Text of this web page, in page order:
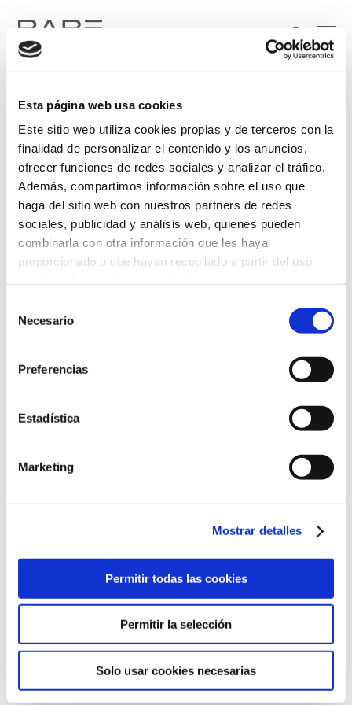
Esta página web usa cookies
Este sitio web utiliza cookies propias y de terceros con la
finalidad de personalizar el contenido y los anuncios,
ofrecer funciones de redes sociales y analizar el tráfico.
Además, compartimos información sobre el uso que
haga del sitio web con nuestros partners de redes
sociales, publicidad y análisis web, quienes pueden
combinarla con otra información que les haya
proporcionado o que hayan recopilado a partir del uso
Más información
Necesario
Preferencias
Estadística
Marketing
Mostrar detalles
Permitir todas las cookies
Permitir la selección
Solo usar cookies necesarias
Soy particular Soy profesional
He leído y acepto el tratamiento de mis datos personales, de conformidad con lo
dispuesto en laPolítica de Privacidad.
Ronda de Guglielmo Marconi, 13
46980 Paterna, Valencia
AVISO LEGAL
POLÍTICA DE CALIDAD
POLÍTICA DE PRIVACIDAD
POLÍTICA DE COOKIES